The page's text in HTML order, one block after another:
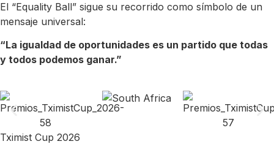
El “Equality Ball” sigue su recorrido como símbolo de un
mensaje universal:
“La igualdad de oportunidades es un partido que todas
y todos podemos ganar.”
Tximist Cup 2026